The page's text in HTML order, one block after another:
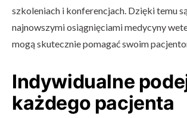
szkoleniach i konferencjach. Dzięki temu
najnowszymi osiągnięciami medycyny
mogą skutecznie pomagać swoim
Indywidualne
każdego pacjenta